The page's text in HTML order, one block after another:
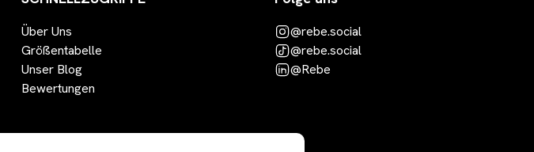
Über Uns
Größentabelle
Unser Blog
Bewertungen
@rebe.social
@rebe.social
@Rebe